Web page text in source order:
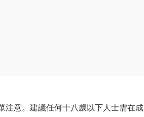
注意。建議任何十八歲以下人士需在成